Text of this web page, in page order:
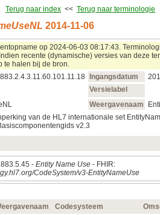
Terug naar index << Terug naar terminologie
2014‑11‑06
op 2024‑06‑03 08:17:43.
recente (dynamische) versies van deze
te halen bij de bron.
Ingangsdatum
Versielabel
Weergavenaam
van de HL7 internationale set
v2.3
- Entity Name Use - FHIR:
CodeSystem/v3-EntityNameUse
Codesysteem